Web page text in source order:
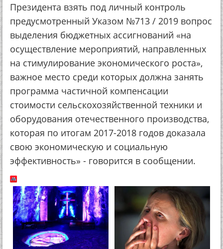
Президента взять под личный контроль
предусмотренный Указом №713 / 2019 вопрос
выделения бюджетных ассигнований «на
осуществление мероприятий, направленных
на стимулирование экономического роста»,
важное место среди которых должна занять
программа частичной компенсации
стоимости сельскохозяйственной техники и
оборудования отечественного производства,
которая по итогам 2017-2018 годов доказала
свою экономическую и социальную
эффективность» - говорится в сообщении.